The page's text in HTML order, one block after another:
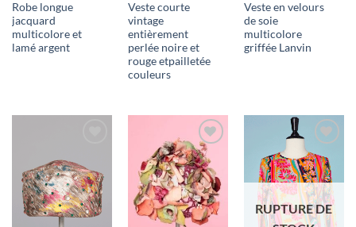
Robe longue
jacquard
multicolore et
lamé argent
Veste courte
vintage
entièrement
perlée noire et
rouge etpailletée
couleurs
Veste en velours
de soie
multicolore
griffée Lanvin
à la liste
d'envies
Ajouter
à la liste
d'envies
Ajouter
à la liste
d'envies
RUPTURE DE